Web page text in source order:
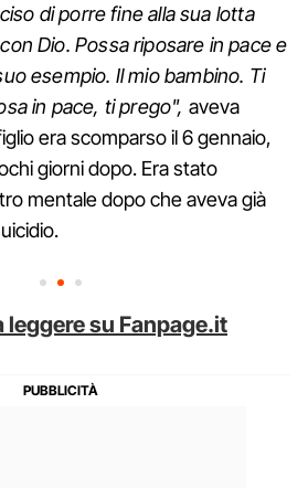
di porre fine alla sua lotta
Dio. Possa riposare in pace e
esempio. Il mio bambino. Ti
in pace, ti prego", aveva
era scomparso il 6 gennaio,
giorni dopo. Era stato
mentale dopo che aveva già
leggere su Fanpage.it